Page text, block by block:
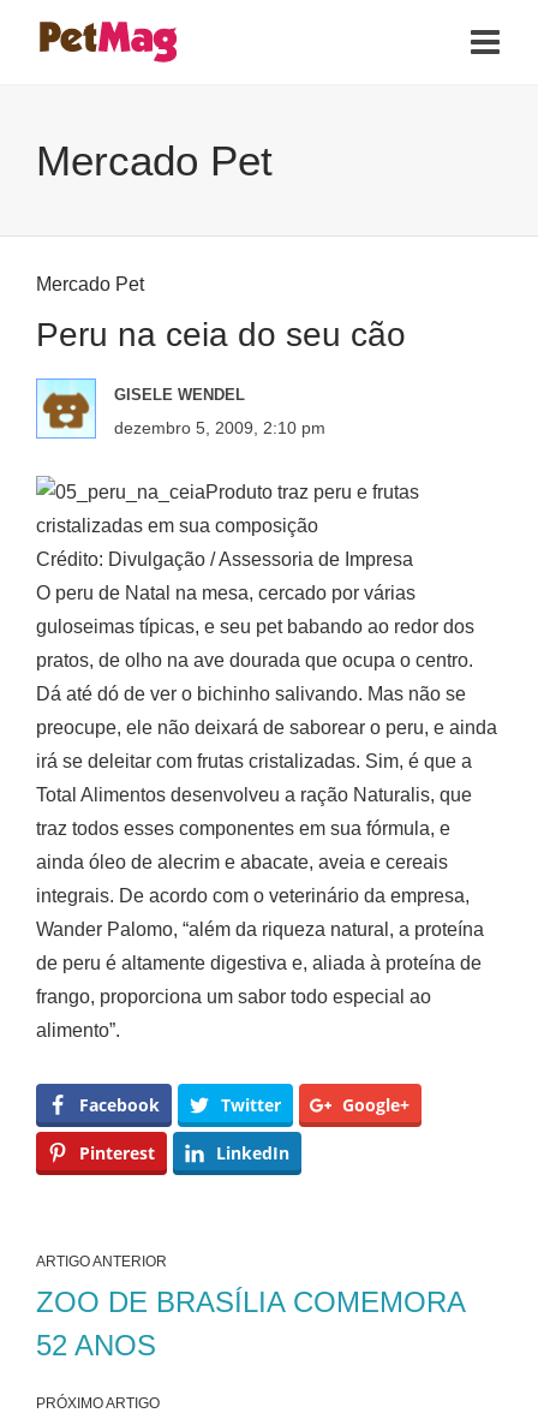
Mercado Pet
Mercado Pet
Peru na ceia do seu cão
GISELE WENDEL
dezembro 5, 2009, 2:10 pm
Produto traz peru e frutas
cristalizadas em sua composição
Crédito: Divulgação / Assessoria de Impresa
O peru de Natal na mesa, cercado por várias
guloseimas típicas, e seu pet babando ao redor dos
pratos, de olho na ave dourada que ocupa o centro.
Dá até dó de ver o bichinho salivando. Mas não se
preocupe, ele não deixará de saborear o peru, e ainda
irá se deleitar com frutas cristalizadas. Sim, é que a
Total Alimentos desenvolveu a ração Naturalis, que
traz todos esses componentes em sua fórmula, e
ainda óleo de alecrim e abacate, aveia e cereais
integrais. De acordo com o veterinário da empresa,
Wander Palomo, “além da riqueza natural, a proteína
de peru é altamente digestiva e, aliada à proteína de
frango, proporciona um sabor todo especial ao
alimento”.
Facebook Twitter Google+
Pinterest LinkedIn
ARTIGO ANTERIOR
ZOO DE BRASÍLIA COMEMORA
52 ANOS
PRÓXIMO ARTIGO